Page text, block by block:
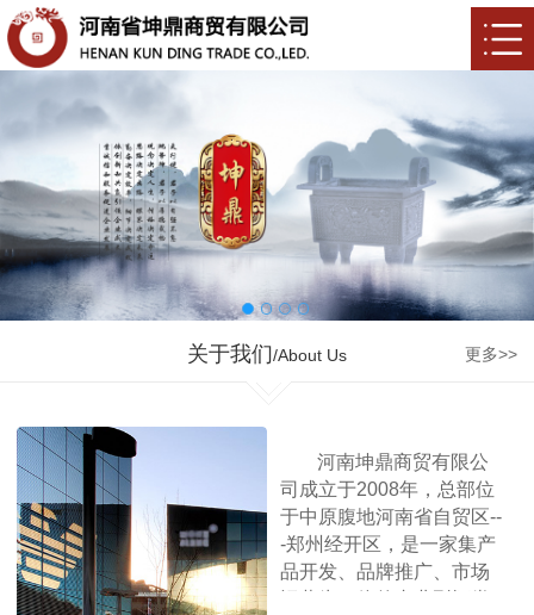
关于我们/About Us 更多>>
河南坤鼎商贸有限公
司成立于2008年，总部位
于中原腹地河南省自贸区--
-郑州经开区，是一家集产
品开发、品牌推广、市场